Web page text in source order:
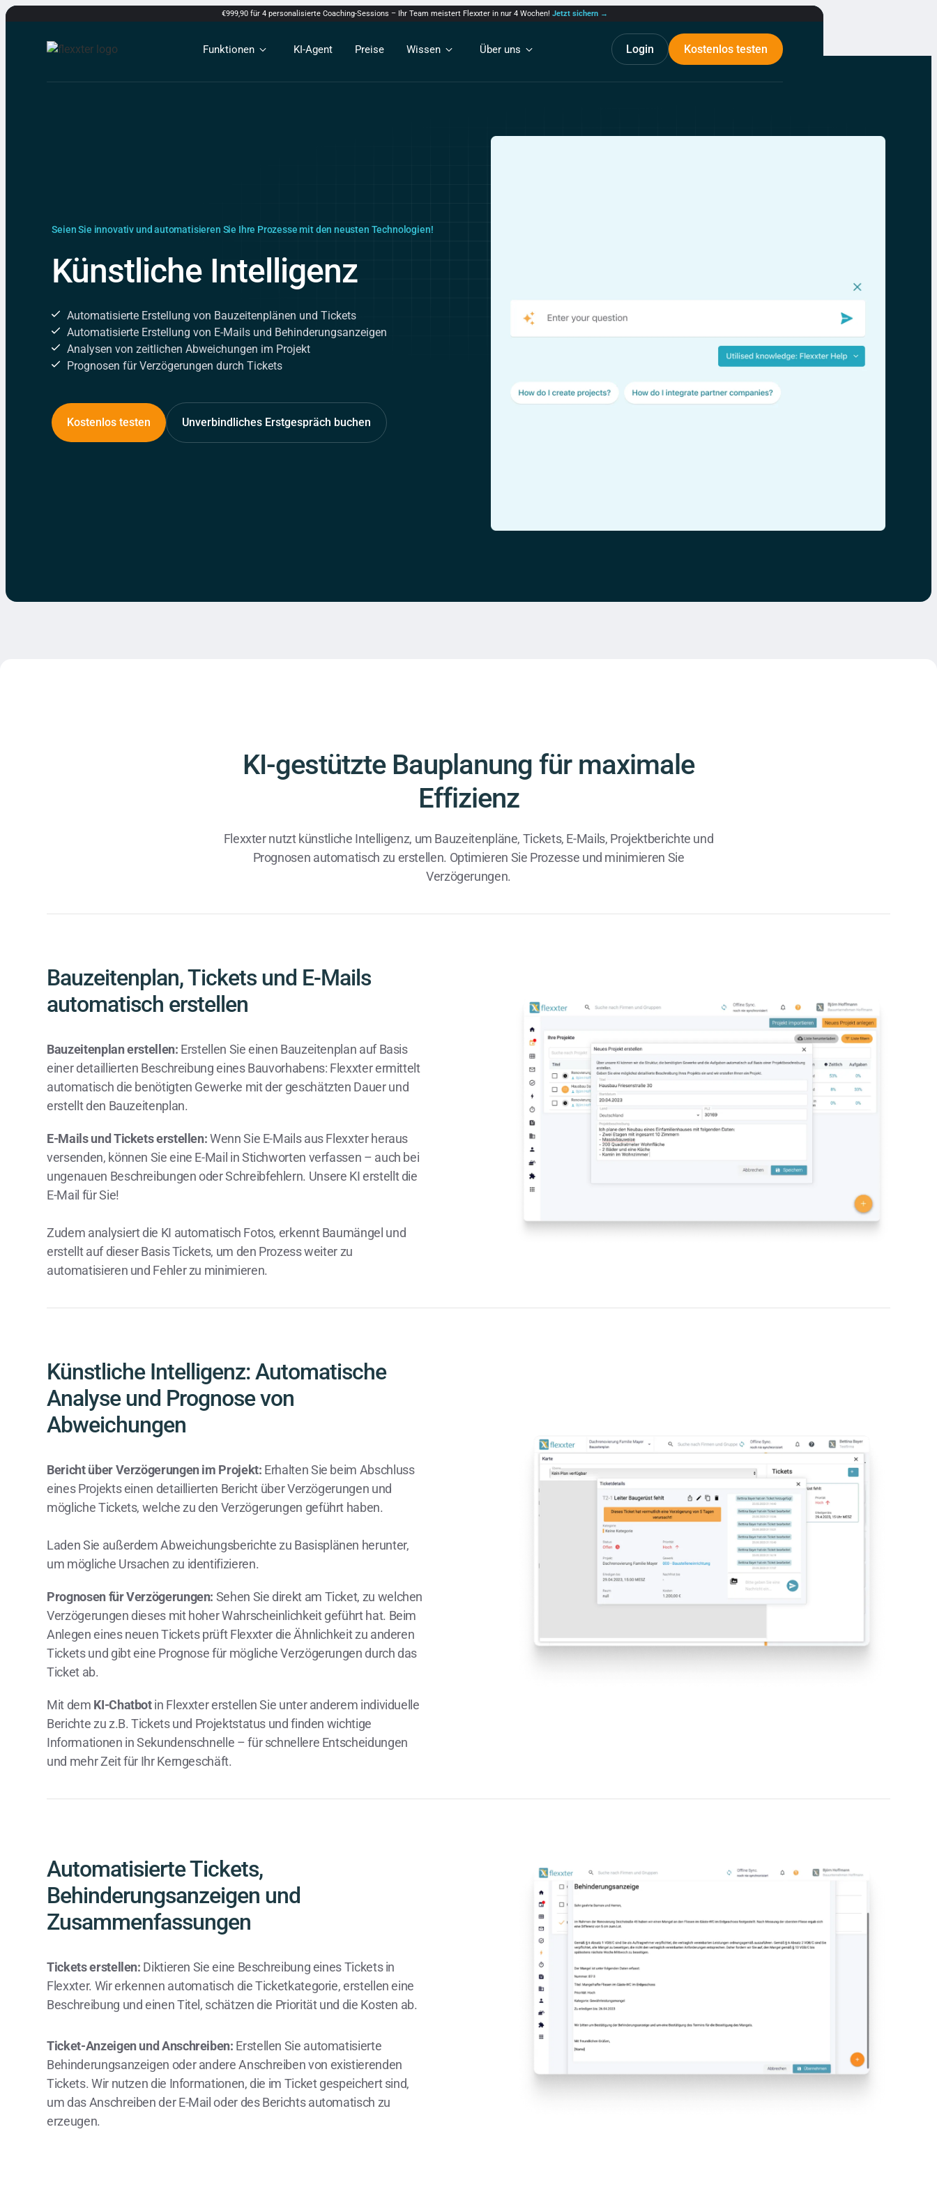
Funktionen KI-Agent Preise Wissen Über uns Login Kostenlos testen
€999,90 für 4 personalisierte Coaching-Sessions – Ihr Team meistert Flexxter in nur 4 Wochen! Jetzt sichern →
Seien Sie innovativ und automatisieren Sie Ihre Prozesse mit den neusten Technologien!
Künstliche Intelligenz
Automatisierte Erstellung von Bauzeitenplänen und Tickets
Automatisierte Erstellung von E-Mails und Behinderungsanzeigen
Analysen von zeitlichen Abweichungen im Projekt
Prognosen für Verzögerungen durch Tickets
Kostenlos testen Unverbindliches Erstgespräch buchen
KI-gestützte Bauplanung für maximale
Effizienz
Flexxter nutzt künstliche Intelligenz, um Bauzeitenpläne, Tickets, E-Mails, Projektberichte und
Prognosen automatisch zu erstellen. Optimieren Sie Prozesse und minimieren Sie
Verzögerungen.
Bauzeitenplan, Tickets und E-Mails
automatisch erstellen
Bauzeitenplan erstellen: Erstellen Sie einen Bauzeitenplan auf Basis
einer detaillierten Beschreibung eines Bauvorhabens: Flexxter ermittelt
automatisch die benötigten Gewerke mit der geschätzten Dauer und
erstellt den Bauzeitenplan.
E-Mails und Tickets erstellen:Wenn Sie E-Mails aus Flexxter heraus
versenden, können Sie eine E-Mail in Stichworten verfassen – auch bei
ungenauen Beschreibungen oder Schreibfehlern. Unsere KI erstellt die
E-Mail für Sie!
Zudem analysiert die KI automatisch Fotos, erkennt Baumängel und
erstellt auf dieser Basis Tickets, um den Prozess weiter zu
automatisieren und Fehler zu minimieren.
Künstliche Intelligenz: Automatische
Analyse und Prognose von
Abweichungen
Bericht über Verzögerungen im Projekt: Erhalten Sie beim Abschluss
eines Projekts einen detaillierten Bericht über Verzögerungen und
mögliche Tickets, welche zu den Verzögerungen geführt haben.
Laden Sie außerdem Abweichungsberichte zu Basisplänen herunter,
um mögliche Ursachen zu identifizieren.
Prognosen für Verzögerungen: Sehen Sie direkt am Ticket, zu welchen
Verzögerungen dieses mit hoher Wahrscheinlichkeit geführt hat. Beim
Anlegen eines neuen Tickets prüft Flexxter die Ähnlichkeit zu anderen
Tickets und gibt eine Prognose für mögliche Verzögerungen durch das
Ticket ab.
Mit dem KI-Chatbotin Flexxter erstellen Sie unter anderem individuelle
Berichte zu z.B. Tickets und Projektstatus und finden wichtige
Informationen in Sekundenschnelle – für schnellere Entscheidungen
und mehr Zeit für Ihr Kerngeschäft.
Automatisierte Tickets,
Behinderungsanzeigen und
Zusammenfassungen
Tickets erstellen: Diktieren Sie eine Beschreibung eines Tickets in
Flexxter. Wir erkennen automatisch die Ticketkategorie, erstellen eine
Beschreibung und einen Titel, schätzen die Priorität und die Kosten ab.
Ticket-Anzeigen und Anschreiben: Erstellen Sie automatisierte
Behinderungsanzeigen oder andere Anschreiben von existierenden
Tickets. Wir nutzen die Informationen, die im Ticket gespeichert sind,
um das Anschreiben der E-Mail oder des Berichts automatisch zu
erzeugen.